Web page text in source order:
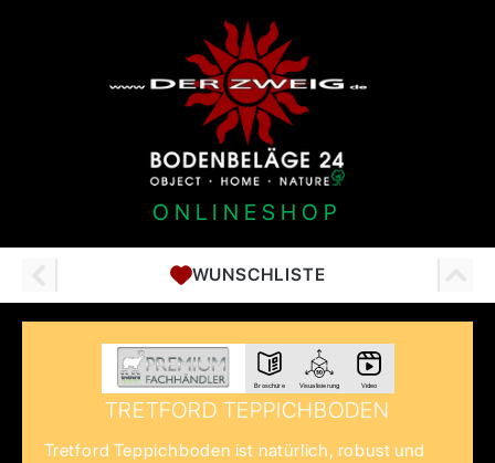
ONLINESHOP
WUNSCHLISTE
Broschüre Visualisierung Video
TRETFORD TEPPICHBODEN
Tretford Teppichboden ist natürlich, robust und